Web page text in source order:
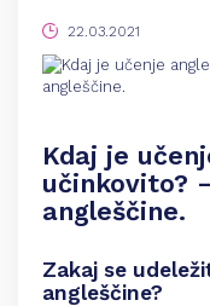
22.03.2021
Kdaj je
učinkovito?
angleščine.
Zakaj se
angleščine?